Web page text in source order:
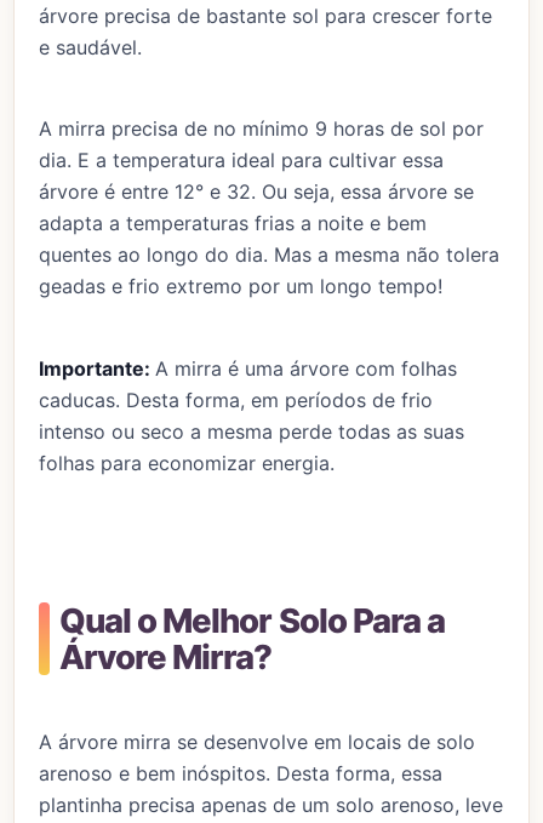
árvore precisa de bastante sol para crescer forte
e saudável.
A mirra precisa de no mínimo 9 horas de sol por
dia. E a temperatura ideal para cultivar essa
árvore é entre 12° e 32. Ou seja, essa árvore se
adapta a temperaturas frias a noite e bem
quentes ao longo do dia. Mas a mesma não tolera
geadas e frio extremo por um longo tempo!
Importante: A mirra é uma árvore com folhas
caducas. Desta forma, em períodos de frio
intenso ou seco a mesma perde todas as suas
folhas para economizar energia.
Qual o Melhor Solo Para a
Árvore Mirra?
A árvore mirra se desenvolve em locais de solo
arenoso e bem inóspitos. Desta forma, essa
plantinha precisa apenas de um solo arenoso, leve